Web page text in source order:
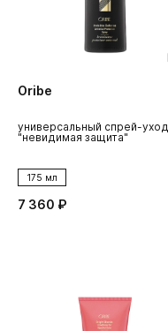
Oribe
универсальный спрей-уход
"невидимая защита"
175 мл
7 360 ₽